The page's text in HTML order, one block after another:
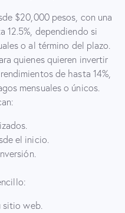
$20,000 pesos, con una
12.5%, dependiendo si
o al término del plazo.
quienes quieren invertir
de hasta 14%,
mensuales o únicos.
el inicio.
sitio web.